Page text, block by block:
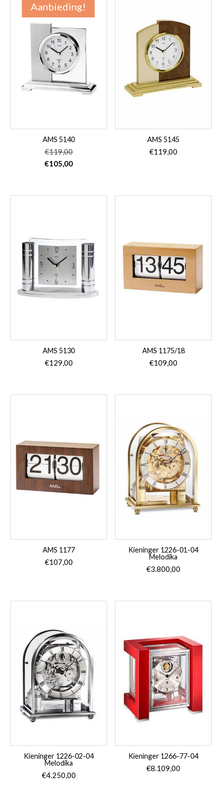
Aanbieding!
AMS 5140
€119,00
Oorspronkelijke
€105,00Huidige
AMS 5145
€119,00
AMS 5130
€129,00
AMS 1175/18
€109,00
AMS 1177
€107,00
Kieninger 1226-01-04
Melodika
€3.800,00
Kieninger 1226-02-04
Melodika
€4.250,00
Kieninger 1266-77-04
€8.109,00